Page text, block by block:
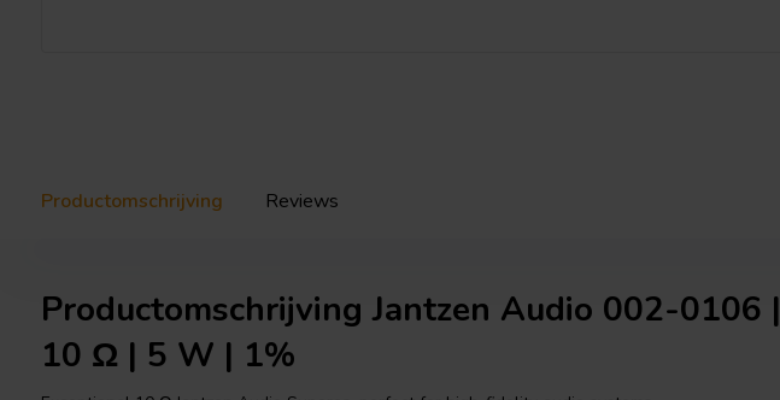
Productomschrijving Reviews
Productomschrijving Jantzen Audio 002-0106 |
10 Ω | 5 W | 1%